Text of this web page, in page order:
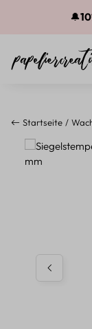
Zum Hauptinhalt
🔔
Startseite
Bildergalerie